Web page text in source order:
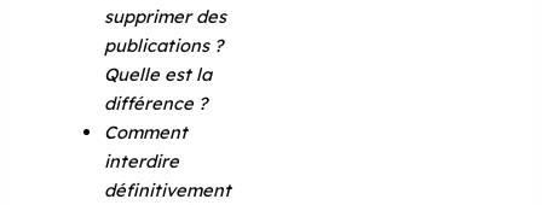
supprimer des
publications ?
Quelle est la
différence ?
Comment
interdire
définitivement